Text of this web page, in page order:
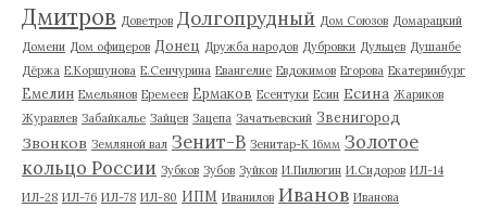
Дмитров Доветров Долгопрудный Дом Союзов Домарацкий
Домени Дом офицеров Донец Дружба народов Дубровки Дульцев Душанбе
Дёржа Е.Коршунова Е.Сенчурина Евангелие Евдокимов Егорова Екатеринбург
Емелин Емельянов Еремеев Ермаков Есентуки Есин Есина Жариков
Журавлев Забайкалье Зайцев Зацепа Зачатьевский Звенигород
Звонков Земляной вал Зенит-В Зенитар-К 16мм Золотое
кольцо России Зубков Зубов Зуйков И.Пилюгин И.Сидоров ИЛ-14
ИЛ-28 ИЛ-76 ИЛ-78 ИЛ-80 ИПМ Иванилов Иванов Иванова